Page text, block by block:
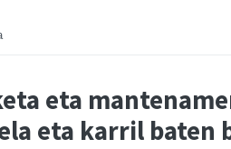
eta
eta karril baten